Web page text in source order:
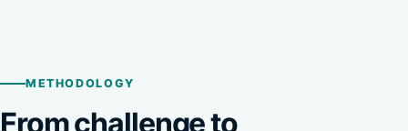
METHODOLOGY
From challenge to